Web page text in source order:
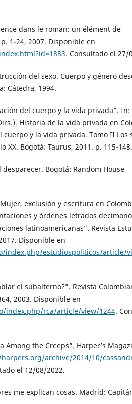
dans le roman: un élément de
1-24, 2007. Disponible en
. Consultado el 27/
del sexo. Cuerpo y género
Cátedra, 1994.
del cuerpo y la vida privada”. In:
Historia de la vida privada en
cuerpo y la vida privada. Tomo II Los
XX. Bogotá: Taurus, 2011. p. 115-148.
desparecer. Bogotá: Random House
exclusión y escritura en
y órdenes letrados
latinoamericanas”. Revista
Disponible en
index.php/estudiospoliticos/article/
el subalterno?”. Revista
2003. Disponible en
index.php/rca/article/view/1244.
Among the Creeps”. Harper’s
archive/2014/10/
el 12/08/2022.
me explican cosas. Madrid: